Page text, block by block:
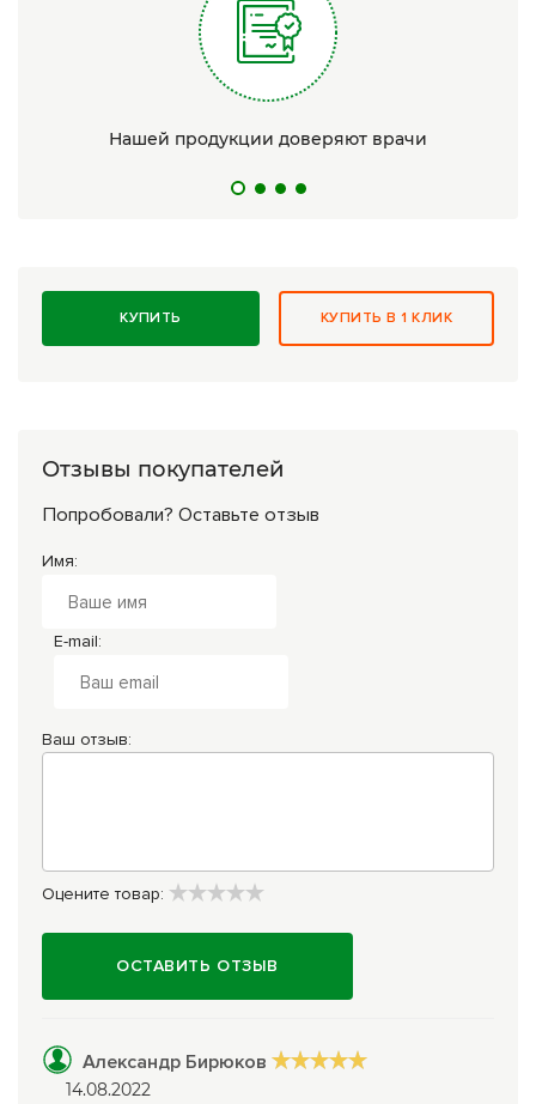
Нашей продукции доверяют врачи
КУПИТЬ КУПИТЬ В 1 КЛИК
Отзывы покупателей
Попробовали? Оставьте отзыв
Имя:
E-mail:
Ваш отзыв:
Оцените товар:
ОСТАВИТЬ ОТЗЫВ
Александр Бирюков
14.08.2022